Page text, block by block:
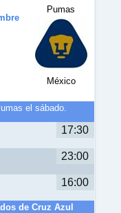
Pumas
México
el sábado.
17:30
23:00
16:00
de Cruz Azul